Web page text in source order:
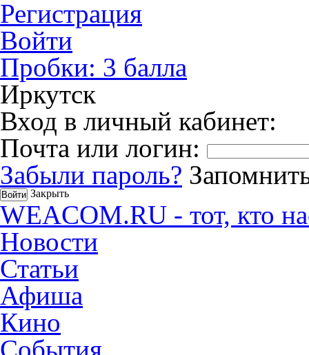
Регистрация
Войти
Пробки: 3 балла
Иркутск
Вход в личный кабинет:
Почта или логин:
Забыли пароль?
Закрыть
WEACOM.RU - тот, кто
Новости
Статьи
Афиша
Кино